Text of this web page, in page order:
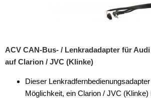
ACV CAN-Bus- / Lenkradadapter für
auf Clarion / JVC (Klinke)
Dieser
Möglichkeit, ein Clarion / JVC